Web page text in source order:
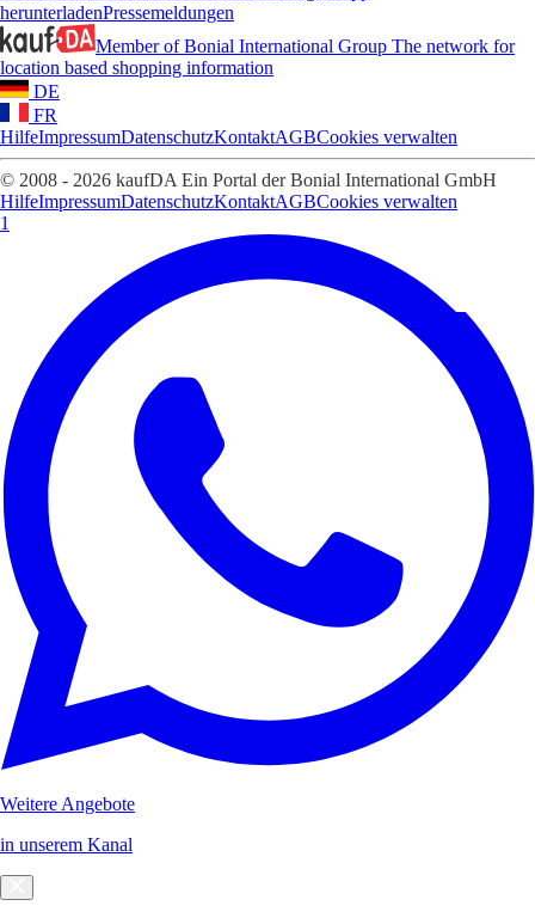
herunterladenPressemeldungen
Member of Bonial International Group The network for
location based shopping information
DE
FR
HilfeImpressumDatenschutzKontaktAGBCookies verwalten
© 2008 - 2026 kaufDA Ein Portal der Bonial International GmbH
HilfeImpressumDatenschutzKontaktAGBCookies verwalten
1
Weitere Angebote
in unserem Kanal